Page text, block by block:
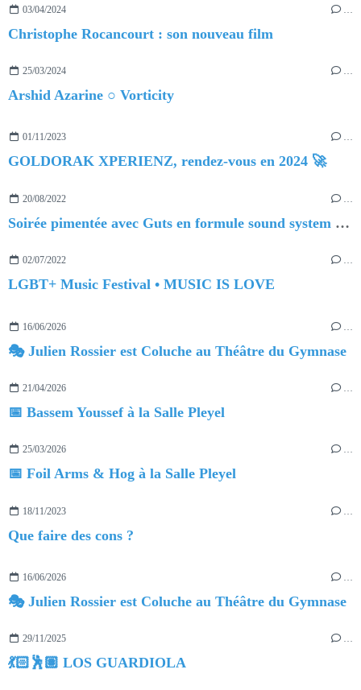
03/04/2024
Christophe Rocancourt : son nouveau film
25/03/2024 …
Arshid Azarine ○ Vorticity
01/11/2023 …
GOLDORAK XPERIENZ, rendez-vous en 2024 🚀
20/08/2022 …
Soirée pimentée avec Guts en formule sound system inédite !
02/07/2022 …
LGBT+ Music Festival • MUSIC IS LOVE
16/06/2026
🎭 Julien Rossier est Coluche au Théâtre du Gymnase
21/04/2026 …
📅 Bassem Youssef à la Salle Pleyel
25/03/2026 …
📅 Foil Arms & Hog à la Salle Pleyel
18/11/2023
Que faire des cons ?
16/06/2026 …
🎭 Julien Rossier est Coluche au Théâtre du Gymnase
29/11/2025 …
💃🏻🕺🏽 LOS GUARDIOLA